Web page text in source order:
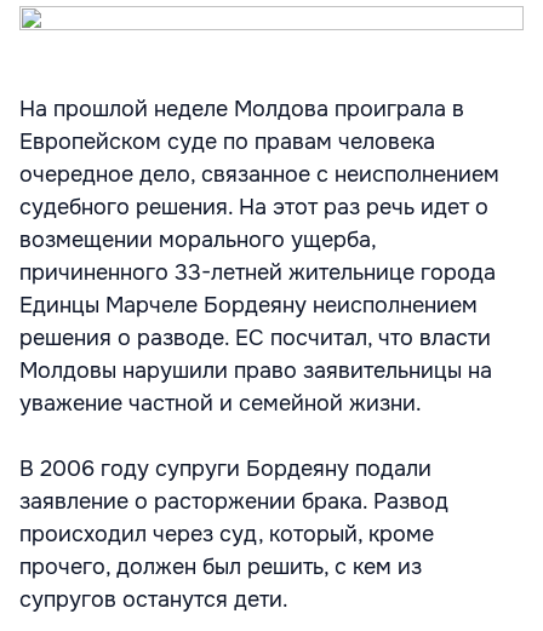
На прошлой неделе Молдова проиграла в
Европейском суде по правам человека
очередное дело, связанное с неисполнением
судебного решения. На этот раз речь идет о
возмещении морального ущерба,
причиненного 33-летней жительнице города
Единцы Марчеле Бордеяну неисполнением
решения о разводе. ЕС посчитал, что власти
Молдовы нарушили право заявительницы на
уважение частной и семейной жизни.
В 2006 году супруги Бордеяну подали
заявление о расторжении брака. Развод
происходил через суд, который, кроме
прочего, должен был решить, с кем из
супругов останутся дети.